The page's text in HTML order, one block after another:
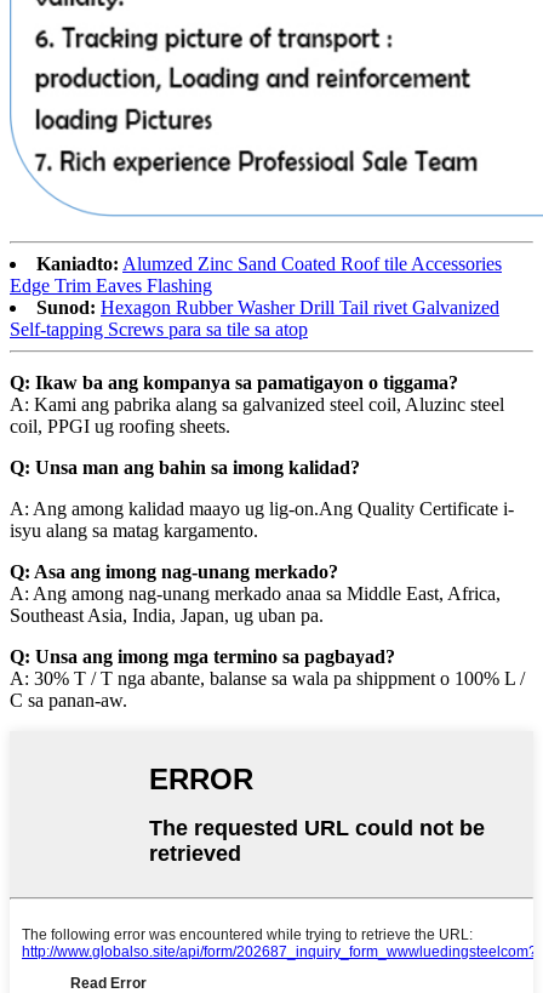
Kaniadto: Alumzed Zinc Sand Coated Roof tile Accessories
Edge Trim Eaves Flashing
Sunod: Hexagon Rubber Washer Drill Tail rivet Galvanized
Self-tapping Screws para sa tile sa atop
Q: Ikaw ba ang kompanya sa pamatigayon o tiggama?
A: Kami ang pabrika alang sa galvanized steel coil, Aluzinc steel
coil, PPGI ug roofing sheets.
Q: Unsa man ang bahin sa imong kalidad?
A: Ang among kalidad maayo ug lig-on.Ang Quality Certificate i-
isyu alang sa matag kargamento.
Q: Asa ang imong nag-unang merkado?
A: Ang among nag-unang merkado anaa sa Middle East, Africa,
Southeast Asia, India, Japan, ug uban pa.
Q: Unsa ang imong mga termino sa pagbayad?
A: 30% T / T nga abante, balanse sa wala pa shippment o 100% L /
C sa panan-aw.